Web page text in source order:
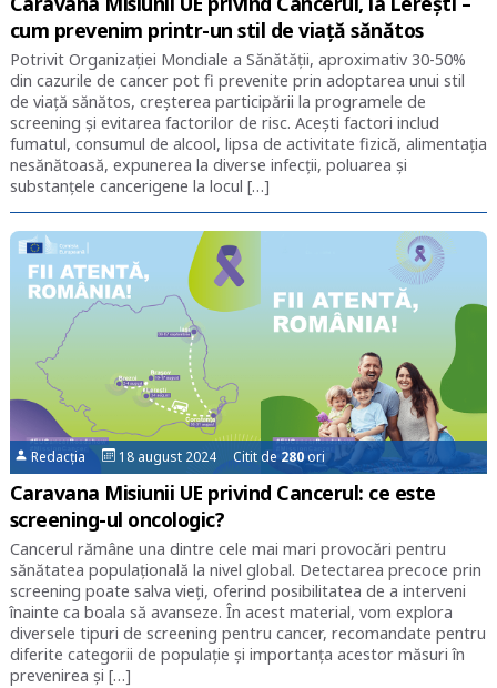
cum prevenim printr-un stil de viață sănătos
Potrivit Organizației Mondiale a Sănătății, aproximativ 30-50%
din cazurile de cancer pot fi prevenite prin adoptarea unui stil
de viață sănătos, creșterea participării la programele de
screening și evitarea factorilor de risc. Acești factori includ
fumatul, consumul de alcool, lipsa de activitate fizică, alimentația
nesănătoasă, expunerea la diverse infecții, poluarea și
substanțele cancerigene la locul […]
Redacția 18 august 2024 Citit de280ori
Caravana Misiunii UE privind Cancerul: ce este
screening-ul oncologic?
Cancerul rămâne una dintre cele mai mari provocări pentru
sănătatea populațională la nivel global. Detectarea precoce prin
screening poate salva vieți, oferind posibilitatea de a interveni
înainte ca boala să avanseze. În acest material, vom explora
diversele tipuri de screening pentru cancer, recomandate pentru
diferite categorii de populație și importanța acestor măsuri în
prevenirea și […]